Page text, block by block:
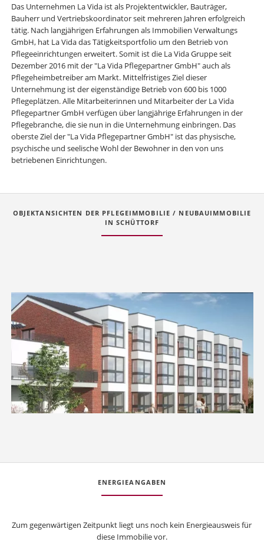
Das Unternehmen La Vida ist als Projektentwickler, Bauträger,
Bauherr und Vertriebskoordinator seit mehreren Jahren erfolgreich
tätig. Nach langjährigen Erfahrungen als Immobilien Verwaltungs
GmbH, hat La Vida das Tätigkeitsportfolio um den Betrieb von
Pflegeeinrichtungen erweitert. Somit ist die La Vida Gruppe seit
Dezember 2016 mit der "La Vida Pflegepartner GmbH" auch als
Pflegeheimbetreiber am Markt. Mittelfristiges Ziel dieser
Unternehmung ist der eigenständige Betrieb von 600 bis 1000
Pflegeplätzen. Alle Mitarbeiterinnen und Mitarbeiter der La Vida
Pflegepartner GmbH verfügen über langjährige Erfahrungen in der
Pflegebranche, die sie nun in die Unternehmung einbringen. Das
oberste Ziel der "La Vida Pflegepartner GmbH" ist das physische,
psychische und seelische Wohl der Bewohner in den von uns
betriebenen Einrichtungen.
OBJEKTANSICHTEN DER PFLEGEIMMOBILIE / NEUBAUIMMOBILIE
IN SCHÜTTORF
ENERGIEANGABEN
Zum gegenwärtigen Zeitpunkt liegt uns noch kein Energieausweis für
diese Immobilie vor.